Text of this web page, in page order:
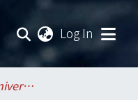
Log In
.National Taiwan University / 國立臺灣大學